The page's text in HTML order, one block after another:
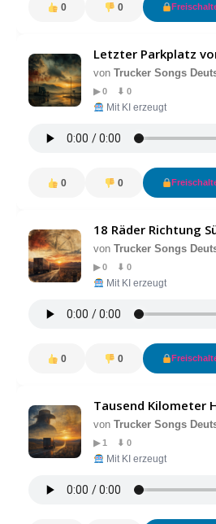
0 0
Letzter Parkplatz
von Trucker Songs
▶ 0 ⬇ 0
Mit KI erzeugt
0 0
18 Räder Richtung
von Trucker Songs
▶ 0 ⬇ 0
Mit KI erzeugt
0 0
Tausend Kilometer
von Trucker Songs
▶ 1 ⬇ 0
Mit KI erzeugt